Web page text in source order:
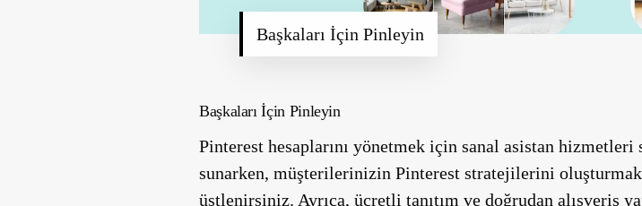
Başkaları İçin Pinleyin
Başkaları İçin Pinleyin
Pinterest hesaplarını yönetmek için sanal asistan
sunarken, müşterilerinizin Pinterest stratejilerini
üstlenirsiniz. Ayrıca, ücretli tanıtım ve doğrudan alışveriş